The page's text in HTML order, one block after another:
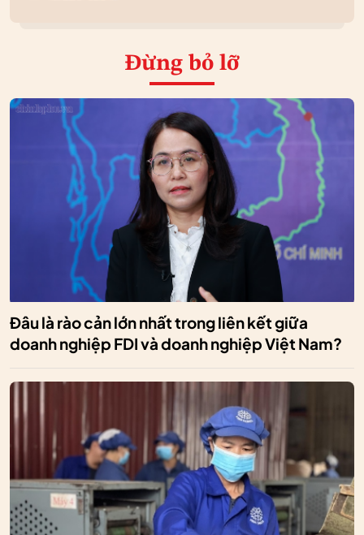
Đừng bỏ lỡ
Đâu là rào cản lớn nhất trong liên kết giữa
doanh nghiệp FDI và doanh nghiệp Việt Nam?